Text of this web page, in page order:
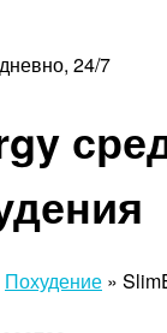
24/7
Похудение »